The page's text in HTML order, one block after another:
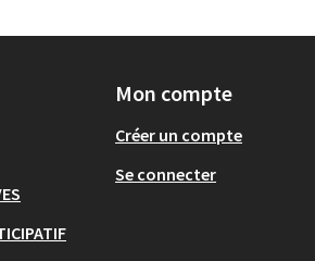
Mon compte
Créer un compte
Se connecter